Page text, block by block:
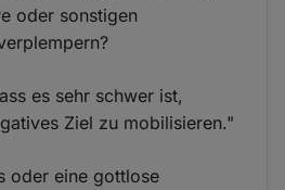
oder sonstigen
es sehr schwer ist,
Ziel zu mobilisieren."
oder eine gottlose